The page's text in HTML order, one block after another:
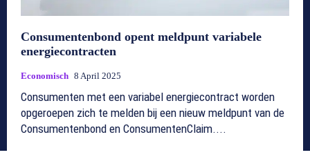
Consumentenbond opent meldpunt variabele
energiecontracten
Economisch 8 April 2025
Consumenten met een variabel energiecontract worden
opgeroepen zich te melden bij een nieuw meldpunt van de
Consumentenbond en ConsumentenClaim....